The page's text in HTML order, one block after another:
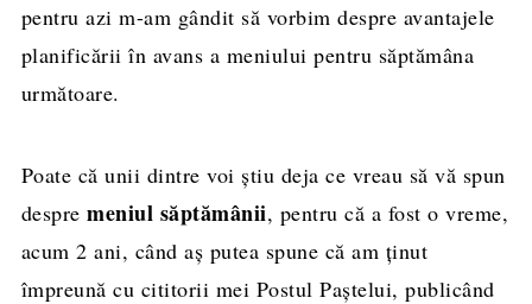
pentru azi m-am gândit să vorbim despre avantajele
planificării în avans a meniului pentru săptămâna
următoare.
Poate că unii dintre voi ştiu deja ce vreau să vă spun
despremeniul săptămânii, pentru că a fost o vreme,
acum 2 ani, când aş putea spune că am ţinut
împreună cu cititorii mei Postul Paştelui, publicând